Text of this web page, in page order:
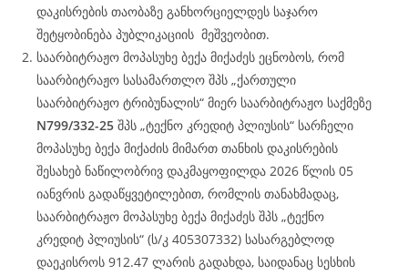
დაკისრების თაობაზე განხორციელდეს საჯარო
შეტყობინება პუბლიკაციის მეშვეობით.
საარბიტრაჟო მოპასუხე ბექა მიქაძეს ეცნობოს, რომ
საარბიტრაჟო სასამართლო შპს „ქართული
საარბიტრაჟო ტრიბუნალის“ მიერ საარბიტრაჟო საქმეზე
N799/332-25 შპს „ტექნო კრედიტ პლიუსის“ სარჩელი
მოპასუხე ბექა მიქაძის მიმართ თანხის დაკისრების
შესახებ ნაწილობრივ დაკმაყოფილდა 2026 წლის 05
იანვრის გადაწყვეტილებით, რომლის თანახმადაც,
საარბიტრაჟო მოპასუხე ბექა მიქაძეს შპს „ტექნო
კრედიტ პლიუსის“ (ს/კ 405307332) სასარგებლოდ
დაეკისროს 912.47 ლარის გადახდა, საიდანაც სესხის